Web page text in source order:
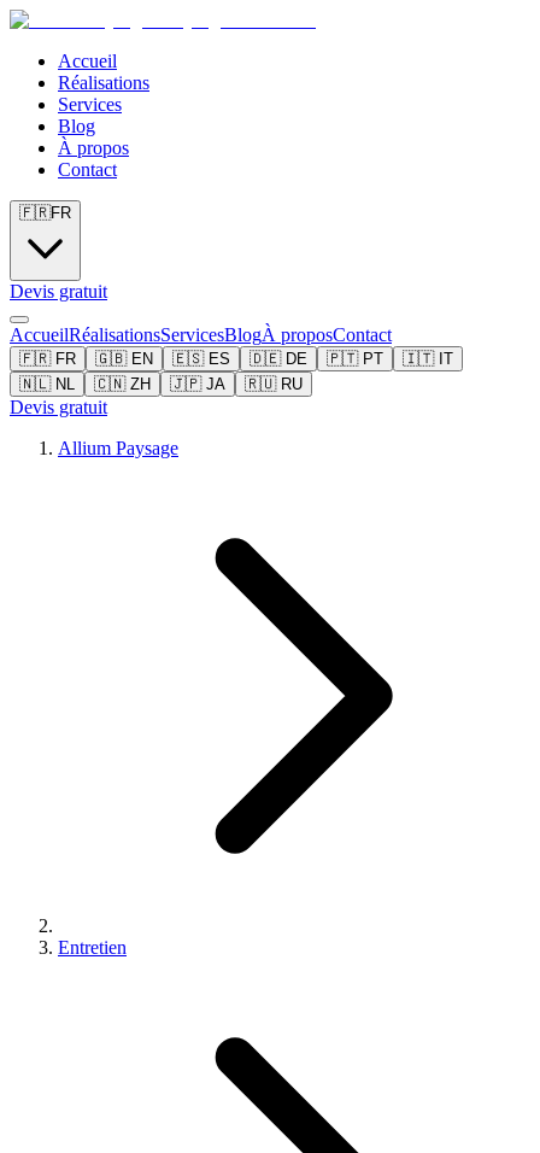
Accueil
Réalisations
Services
Blog
À propos
Contact
🇫🇷FR
Devis gratuit
AccueilRéalisationsServicesBlogÀ proposContact
🇫🇷 FR 🇬🇧 EN 🇪🇸 ES 🇩🇪 DE 🇵🇹 PT 🇮🇹 IT
🇳🇱 NL 🇨🇳 ZH 🇯🇵 JA 🇷🇺 RU
Devis gratuit
Allium Paysage
Entretien